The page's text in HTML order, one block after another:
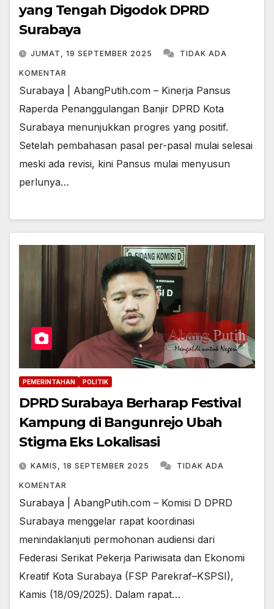
yang Tengah Digodok DPRD
Surabaya
JUMAT, 19 SEPTEMBER 2025 TIDAK ADA
KOMENTAR
Surabaya | AbangPutih.com – Kinerja Pansus
Raperda Penanggulangan Banjir DPRD Kota
Surabaya menunjukkan progres yang positif.
Setelah pembahasan pasal per-pasal mulai selesai
meski ada revisi, kini Pansus mulai menyusun
perlunya…
PEMERINTAHAN POLITIK
DPRD Surabaya Berharap Festival
Kampung di Bangunrejo Ubah
Stigma Eks Lokalisasi
KAMIS, 18 SEPTEMBER 2025 TIDAK ADA
KOMENTAR
Surabaya | AbangPutih.com – Komisi D DPRD
Surabaya menggelar rapat koordinasi
menindaklanjuti permohonan audiensi dari
Federasi Serikat Pekerja Pariwisata dan Ekonomi
Kreatif Kota Surabaya (FSP Parekraf–KSPSI),
Kamis (18/09/2025). Dalam rapat…